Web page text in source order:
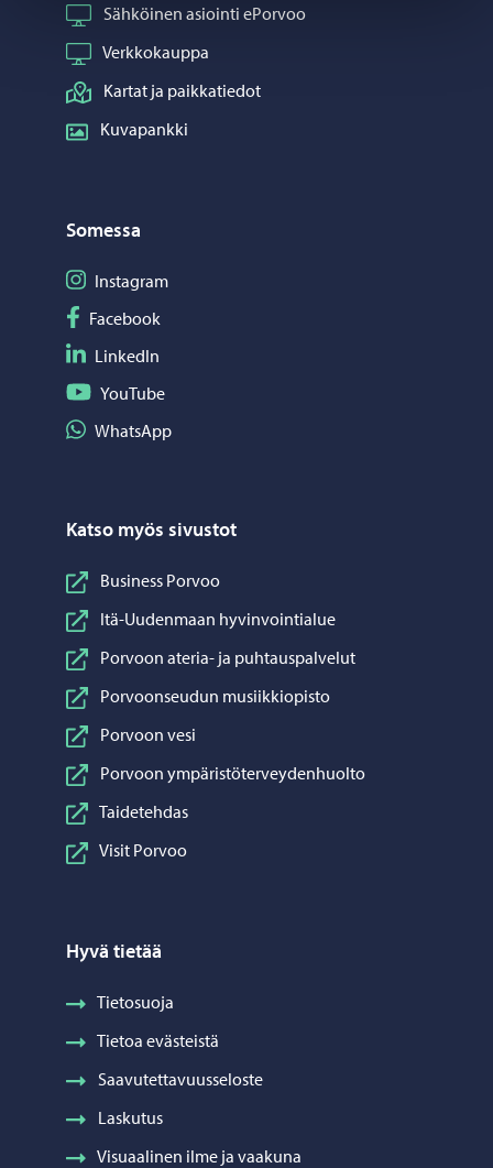
Sähköinen asiointi ePorvoo
Verkkokauppa
Kartat ja paikkatiedot
Kuvapankki
Somessa
Seuraa Instagram
Instagram
Seuraa Facebook
Facebook
Seuraa LinkedIn
LinkedIn
Seuraa YouTube
YouTube
Jaa WhatsApp
WhatsApp
Katso myös sivustot
Business Porvoo
Itä-Uudenmaan hyvinvointialue
Porvoon ateria- ja puhtauspalvelut
Porvoonseudun musiikkiopisto
Porvoon vesi
Porvoon ympäristöterveydenhuolto
Taidetehdas
Visit Porvoo
Hyvä tietää
Tietosuoja
Tietoa evästeistä
Saavutettavuusseloste
Laskutus
Visuaalinen ilme ja vaakuna